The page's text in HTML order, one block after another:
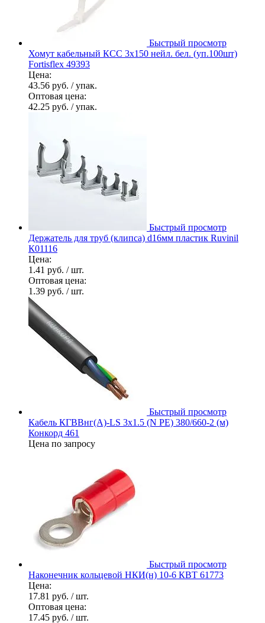
Быстрый просмотр
Хомут кабельный КСС 3х150 нейл. бел. (уп.100шт)
Fortisflex 49393
Цена:
43.56 руб. / упак.
Оптовая цена:
42.25 руб. / упак.
Быстрый просмотр
Держатель для труб (клипса) d16мм пластик Ruvinil
К01116
Цена:
1.41 руб. / шт.
Оптовая цена:
1.39 руб. / шт.
Быстрый просмотр
Кабель КГВВнг(А)-LS 3х1.5 (N PE) 380/660-2 (м)
Конкорд 461
Цена по запросу
Быстрый просмотр
Наконечник кольцевой НКИ(н) 10-6 КВТ 61773
Цена:
17.81 руб. / шт.
Оптовая цена:
17.45 руб. / шт.